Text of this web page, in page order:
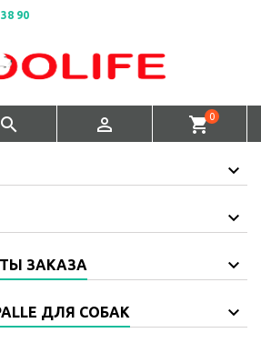
90
  shopping_cart0
ЗАКАЗА
ДЛЯ СОБАК